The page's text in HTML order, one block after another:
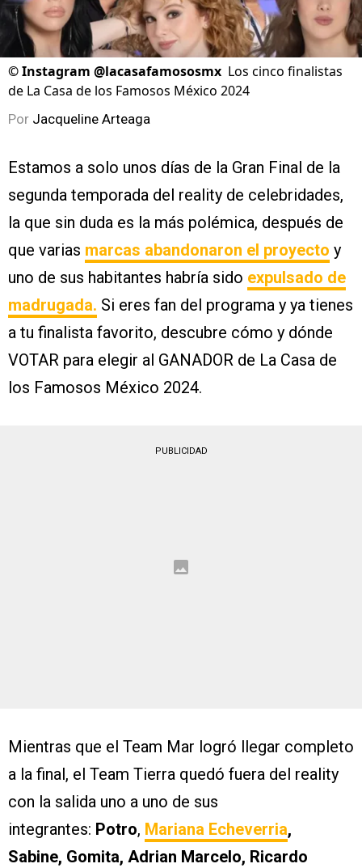
©Instagram @lacasafamososmx Los cinco finalistas
de La Casa de los Famosos México 2024
Por Jacqueline Arteaga
Estamos a solo unos días de la Gran Final de la
segunda temporada del reality de celebridades,
la que sin duda es la más polémica, después de
que varias marcas abandonaron el proyecto y
uno de sus habitantes habría sido expulsado de
madrugada. Si eres fan del programa y ya tienes
a tu finalista favorito, descubre cómo y dónde
VOTAR para elegir al GANADOR de La Casa de
los Famosos México 2024.
PUBLICIDAD
Mientras que el Team Mar logró llegar completo
a la final, el Team Tierra quedó fuera del reality
con la salida uno a uno de sus
integrantes: Potro, Mariana Echeverria,
Sabine, Gomita, Adrian Marcelo, Ricardo